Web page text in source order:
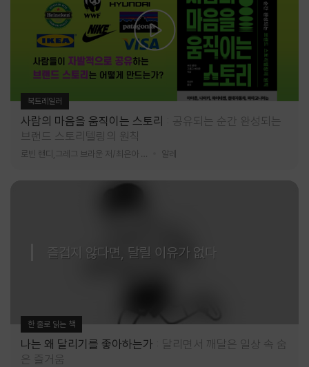
북트레일러
사람의 마음을 움직이는 스토리
공유되는 순간 완성되는
브랜드 스토리텔링의 원칙
알레
즐겁지 않다면, 달릴 이유가 없다
한 줄로 읽는 책
나는 왜 달리기를 좋아하는가
달리면서 깨달은 일상 속 숨
은 즐거움